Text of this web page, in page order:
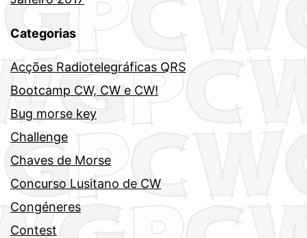
Categorias
Acções Radiotelegráficas QRS
Bootcamp CW, CW e CW!
Bug morse key
Challenge
Chaves de Morse
Concurso Lusitano de CW
Congéneres
Contest